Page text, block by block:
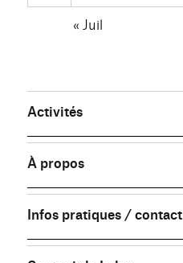
« Juil
Activités
À propos
Infos pratiques / contact